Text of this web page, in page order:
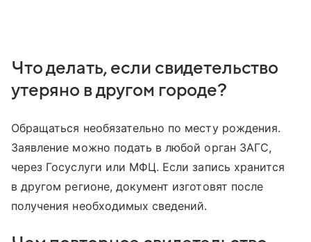
Что делать, если свидетельство
утеряно в другом городе?
Обращаться необязательно по месту рождения.
Заявление можно подать в любой орган ЗАГС,
через Госуслуги или МФЦ. Если запись хранится
в другом регионе, документ изготовят после
получения необходимых сведений.